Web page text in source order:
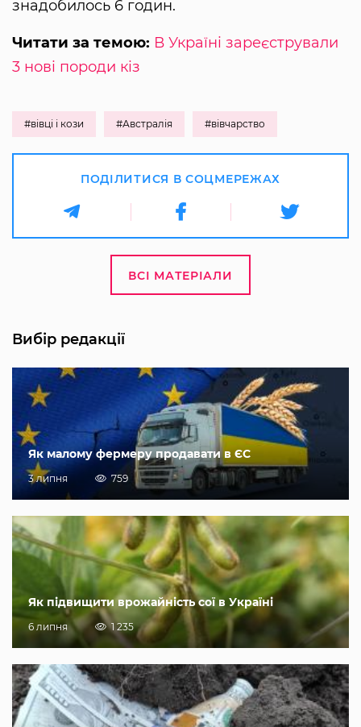
знадобилось 6 годин.
Читати за темою: В Україні зареєстрували
3 нові породи кіз
#вівці і кози #Австралія #вівчарство
ПОДІЛИТИСЯ В СОЦМЕРЕЖАХ
ВСІ МАТЕРІАЛИ
Вибір редакції
Як малому фермеру продавати в ЄС
3 липня 759
Як підвищити врожайність сої в Україні
6 липня 1 235